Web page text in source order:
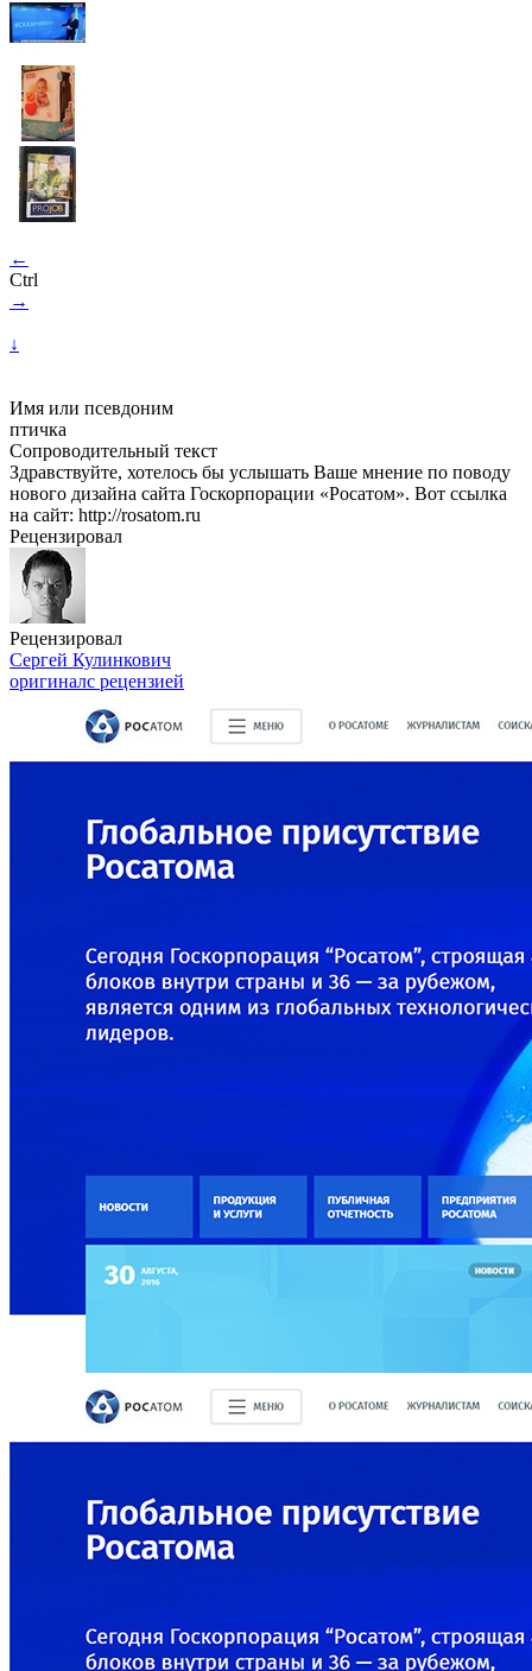
←
Ctrl
→
↓
Имя или псевдоним
птичка
Сопроводительный текст
Здравствуйте, хотелось бы услышать Ваше мнение по поводу
нового дизайна сайта Госкорпорации «Росатом». Вот ссылка
на сайт: http://rosatom.ru
Рецензировал
Рецензировал
Сергей Кулинкович
оригиналс рецензией